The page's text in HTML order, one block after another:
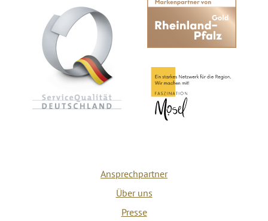
Ansprechpartner
Über uns
Presse